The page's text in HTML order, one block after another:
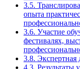
3.5.
опыта
3.6. Участие
фестивалях,
3.8. Экспертная
4.3. Результаты